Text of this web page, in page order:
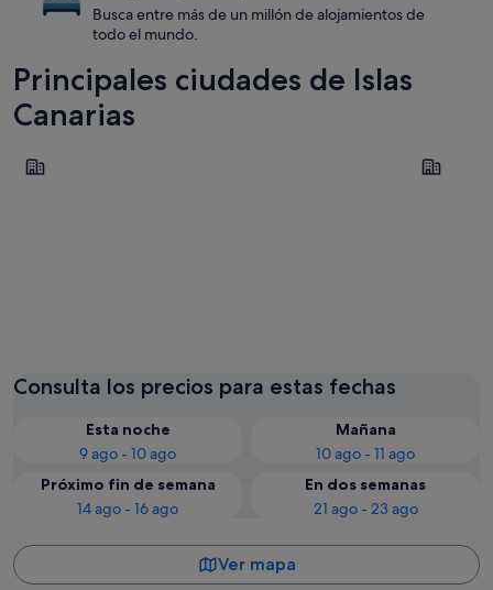
Busca entre más de un millón de alojamientos de
todo el mundo.
Principales ciudades de Islas
Canarias
Las Palmas de Gran Canaria
Las Palmas de Gran Canaria Puerto
Consulta los precios para estas fechas
Esta noche
9 ago - 10 ago
Mañana
10 ago - 11 ago
Próximo fin de semana
14 ago - 16 ago
En dos semanas
21 ago - 23 ago
Ver mapa